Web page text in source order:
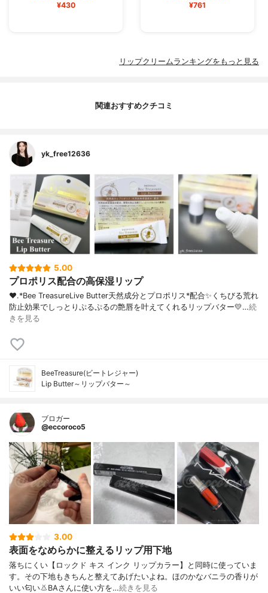
¥430 ¥761
リップクリームランキングをもっと見る
関連おすすめクチコミ
yk_free12636
5.00
プロポリス配合の高保湿リップ
❤︎.*⁡Bee TreasureLive Butter⁡天然成分とプロポリス*配合✨くちびる荒れ
防止効果でしっとりぷるぷるの艶唇を叶えてくれるリップバター💛⁡…続
きを見る
BeeTreasure(ビートレジャー)
Lip Butter～リップバター～
ブロガー
@eccoroco5
3.00
表面をなめらかに整えるリップ用下地
落ちにくい【ロックド キス インク リップカラー】と同時に使っていま
す。その下地もきちんと整えてあげたいよね。ほのかなバニラの香りが
いい匂い👃BAさんに使い方を…続きを見る